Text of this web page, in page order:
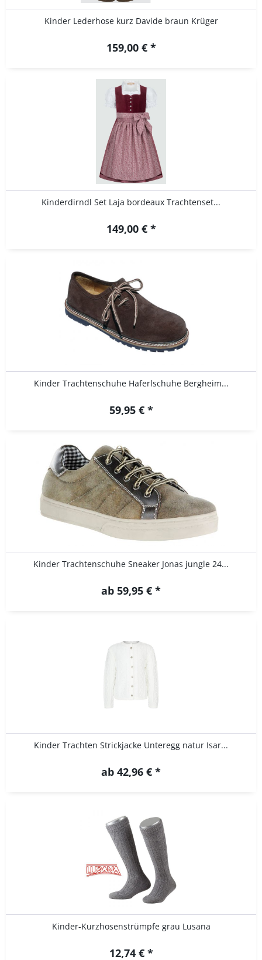
Kinder Lederhose kurz Davide braun Krüger
159,00 € *
Kinderdirndl Set Laja bordeaux Trachtenset...
149,00 € *
Kinder Trachtenschuhe Haferlschuhe Bergheim...
59,95 € *
Kinder Trachtenschuhe Sneaker Jonas jungle 24...
ab 59,95 € *
Kinder Trachten Strickjacke Unteregg natur Isar...
ab 42,96 € *
Kinder-Kurzhosenstrümpfe grau Lusana
12,74 € *